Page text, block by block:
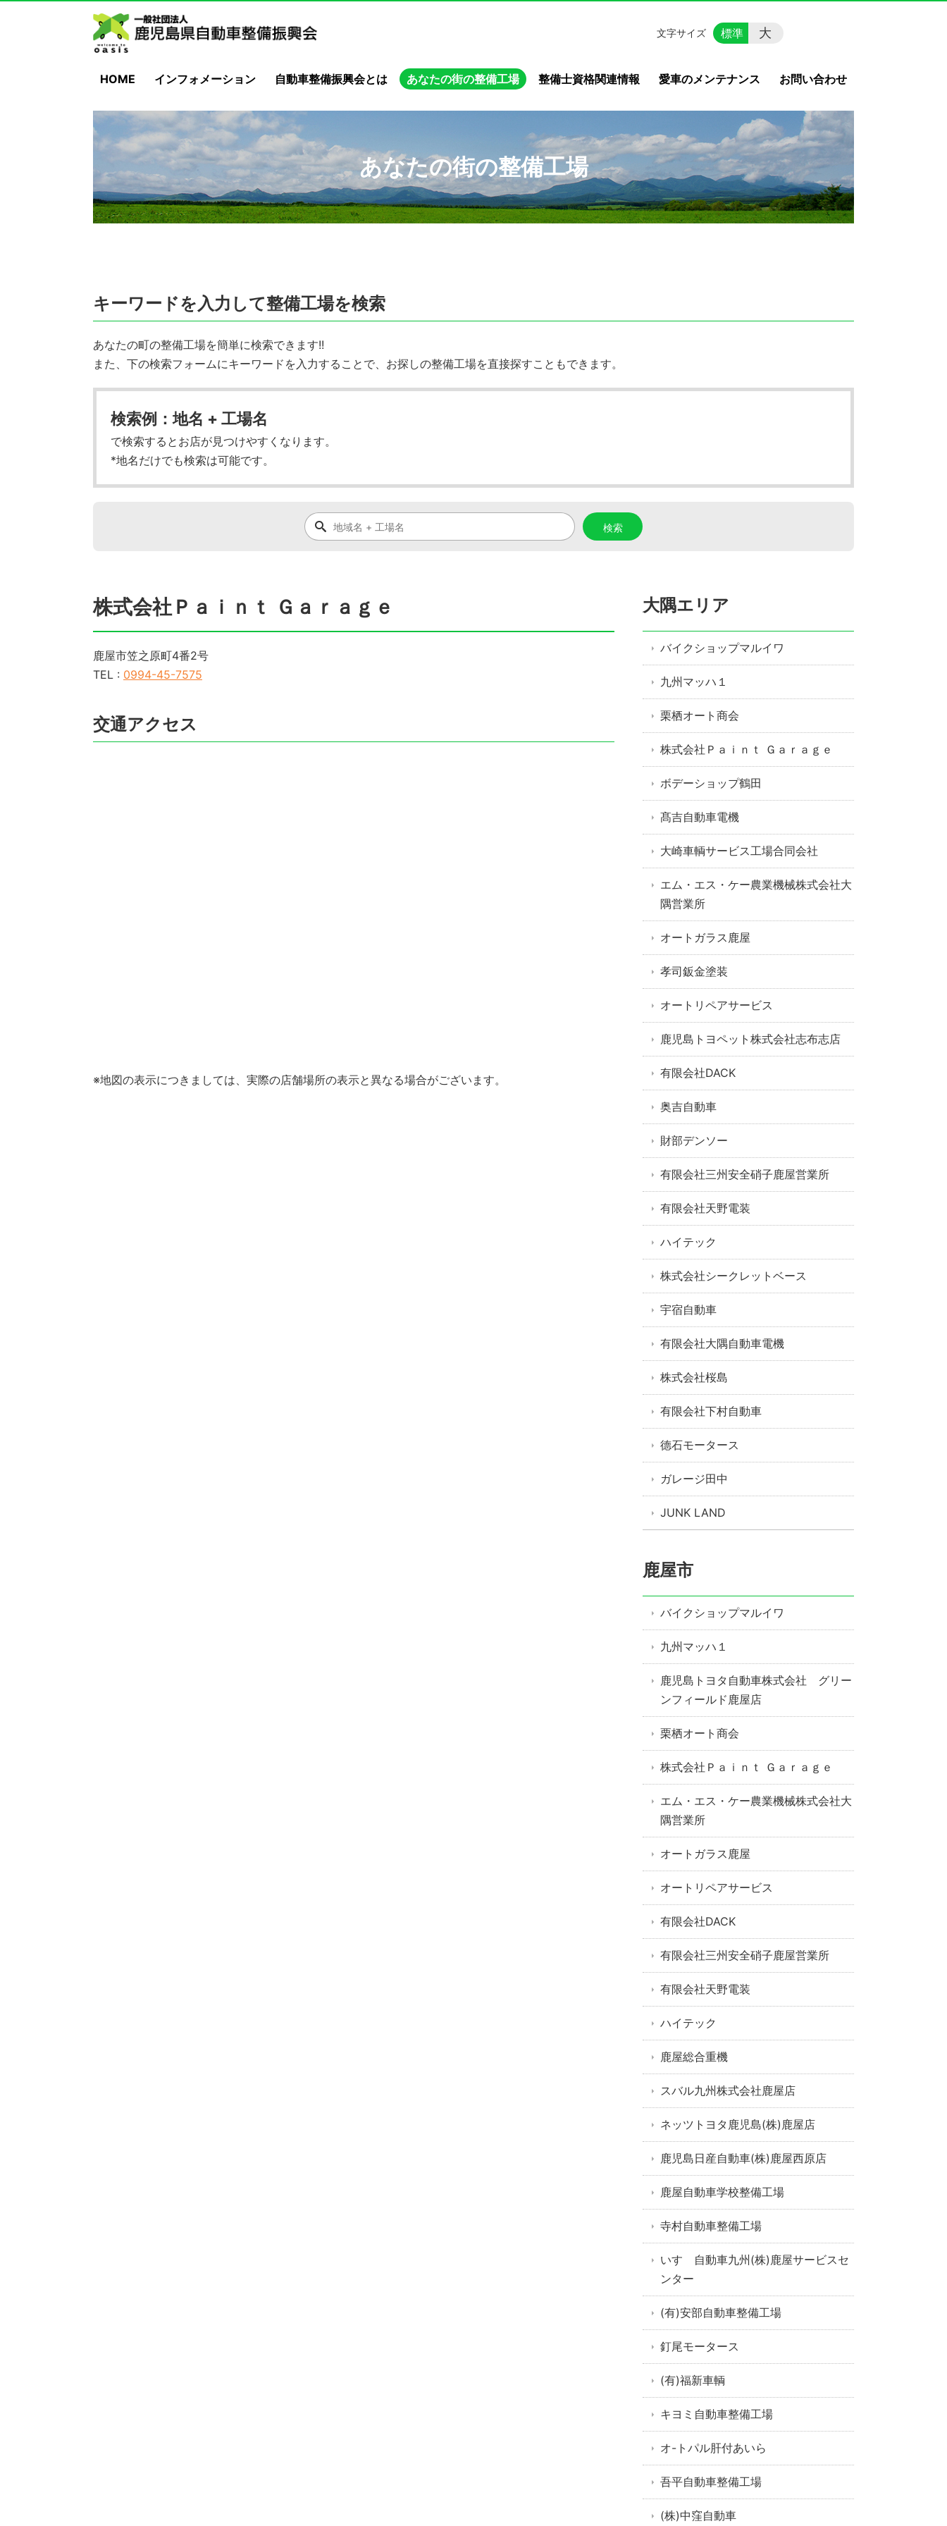
HOME インフォメーション 自動車整備振興会とは あなたの街の整備工場 整備士資格関連情報 愛車のメンテナンス お問い合わせ
文字サイズ 標準 大
あなたの街の整備工場
キーワードを入力して整備工場を検索
あなたの町の整備工場を簡単に検索できます!!
また、下の検索フォームにキーワードを入力することで、お探しの整備工場を直接探すこともできます。
検索例：地名 + 工場名
で検索するとお店が見つけやすくなります。
*地名だけでも検索は可能です。
株式会社Ｐａｉｎｔ Ｇａｒａｇｅ
鹿屋市笠之原町4番2号
TEL : 0994-45-7575
交通アクセス
※地図の表示につきましては、実際の店舗場所の表示と異なる場合がございます。
大隅エリア
バイクショップマルイワ
九州マッハ１
栗栖オート商会
株式会社Ｐａｉｎｔ Ｇａｒａｇｅ
ボデーショップ鶴田
髙吉自動車電機
大崎車輌サービス工場合同会社
エム・エス・ケー農業機械株式会社大
隅営業所
オートガラス鹿屋
孝司鈑金塗装
オートリペアサービス
鹿児島トヨペット株式会社志布志店
有限会社DACK
奥吉自動車
財部デンソー
有限会社三州安全硝子鹿屋営業所
有限会社天野電装
ハイテック
株式会社シークレットベース
宇宿自動車
有限会社大隅自動車電機
株式会社桜島
有限会社下村自動車
德石モータース
ガレージ田中
JUNK LAND
鹿屋市
バイクショップマルイワ
九州マッハ１
鹿児島トヨタ自動車株式会社 グリー
ンフィールド鹿屋店
栗栖オート商会
株式会社Ｐａｉｎｔ Ｇａｒａｇｅ
エム・エス・ケー農業機械株式会社大
隅営業所
オートガラス鹿屋
オートリペアサービス
有限会社DACK
有限会社三州安全硝子鹿屋営業所
有限会社天野電装
ハイテック
鹿屋総合重機
スバル九州株式会社鹿屋店
ネッツトヨタ鹿児島(株)鹿屋店
鹿児島日産自動車(株)鹿屋西原店
鹿屋自動車学校整備工場
寺村自動車整備工場
いすゞ自動車九州(株)鹿屋サービスセ
ンター
(有)安部自動車整備工場
釘尾モータース
(有)福新車輌
キヨミ自動車整備工場
オ-トパル肝付あいら
吾平自動車整備工場
(株)中窪自動車